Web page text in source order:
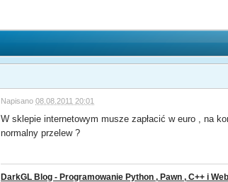
Napisano08.08.2011 20:01
W sklepie internetowym musze zapłacić w euro , na
normalny przelew ?
DarkGL Blog - Programowanie Python , Pawn , C++ i